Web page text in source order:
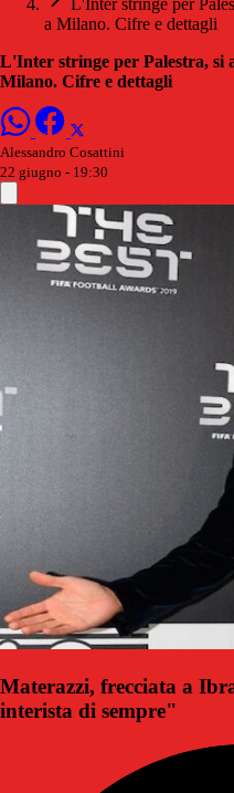
L'Inter stringe per
a Milano. Cifre e dettagli
L'Inter stringe per Palestra, si
Milano. Cifre e dettagli
Alessandro Cosattini
22 giugno - 19:30
Materazzi, frecciata a
interista di sempre"